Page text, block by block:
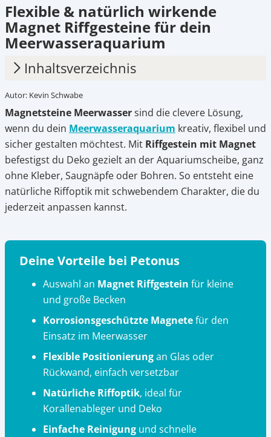
Flexible & natürlich wirkende
Magnet Riffgesteine für dein
Meerwasseraquarium
Inhaltsverzeichnis
1. Was sind Magnetsteine im
Meerwasseraquarium
2. Einsatz und Gestaltungsideen
3. Magnetsteine Meerwasser online kaufen bei
Petonus
Autor: Kevin Schwabe
Magnetsteine Meerwassersind die clevere Lösung,
wenn du dein Meerwasseraquarium kreativ, flexibel und
sicher gestalten möchtest. Mit Riffgestein mit Magnet
befestigst du Deko gezielt an der Aquariumscheibe, ganz
ohne Kleber, Saugnäpfe oder Bohren. So entsteht eine
natürliche Riffoptik mit schwebendem Charakter, die du
jederzeit anpassen kannst.
Deine Vorteile bei Petonus
Auswahl an Magnet Riffgestein für kleine
und große Becken
Korrosionsgeschützte Magnetefür den
Einsatz im Meerwasser
Flexible Positionierungan Glas oder
Rückwand, einfach versetzbar
Natürliche Riffoptik, ideal für
Korallenableger und Deko
Einfache Reinigung und schnelle